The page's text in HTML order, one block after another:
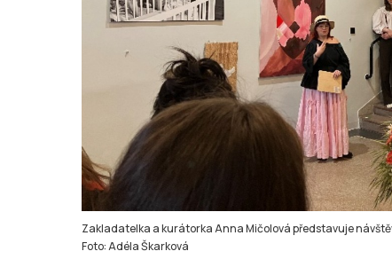
Zakladatelka a kurátorka Anna Mičolová představuje
Foto: Adéla Škarková